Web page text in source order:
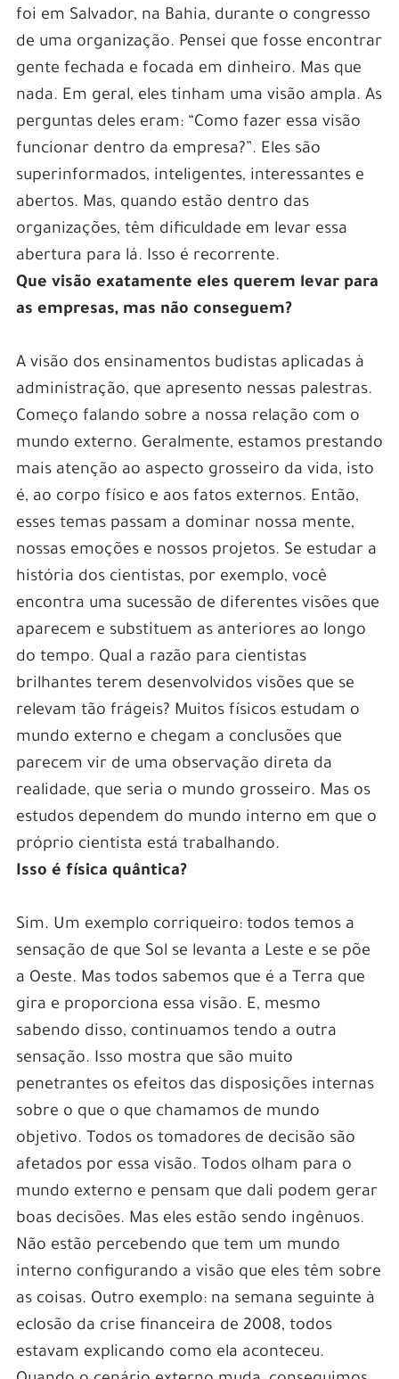
foi em Salvador, na Bahia, durante o congresso
de uma organização. Pensei que fosse encontrar
gente fechada e focada em dinheiro. Mas que
nada. Em geral, eles tinham uma visão ampla. As
perguntas deles eram: “Como fazer essa visão
funcionar dentro da empresa?”. Eles são
superinformados, inteligentes, interessantes e
abertos. Mas, quando estão dentro das
organizações, têm dificuldade em levar essa
abertura para lá. Isso é recorrente.
Que visão exatamente eles querem levar para
as empresas, mas não conseguem?
A visão dos ensinamentos budistas aplicadas à
administração, que apresento nessas palestras.
Começo falando sobre a nossa relação com o
mundo externo. Geralmente, estamos prestando
mais atenção ao aspecto grosseiro da vida, isto
é, ao corpo físico e aos fatos externos. Então,
esses temas passam a dominar nossa mente,
nossas emoções e nossos projetos. Se estudar a
história dos cientistas, por exemplo, você
encontra uma sucessão de diferentes visões que
aparecem e substituem as anteriores ao longo
do tempo. Qual a razão para cientistas
brilhantes terem desenvolvidos visões que se
relevam tão frágeis? Muitos físicos estudam o
mundo externo e chegam a conclusões que
parecem vir de uma observação direta da
realidade, que seria o mundo grosseiro. Mas os
estudos dependem do mundo interno em que o
próprio cientista está trabalhando.
Isso é física quântica?
Sim. Um exemplo corriqueiro: todos temos a
sensação de que Sol se levanta a Leste e se põe
a Oeste. Mas todos sabemos que é a Terra que
gira e proporciona essa visão. E, mesmo
sabendo disso, continuamos tendo a outra
sensação. Isso mostra que são muito
penetrantes os efeitos das disposições internas
sobre o que o que chamamos de mundo
objetivo. Todos os tomadores de decisão são
afetados por essa visão. Todos olham para o
mundo externo e pensam que dali podem gerar
boas decisões. Mas eles estão sendo ingênuos.
Não estão percebendo que tem um mundo
interno configurando a visão que eles têm sobre
as coisas. Outro exemplo: na semana seguinte à
eclosão da crise financeira de 2008, todos
estavam explicando como ela aconteceu.